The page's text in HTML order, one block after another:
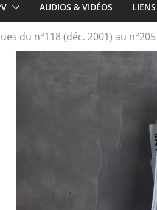
AUDIOS & VIDÉOS LIENS
du n°118 (déc. 2001) au